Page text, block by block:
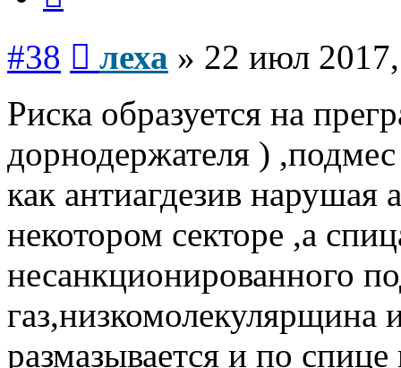
#38 леха » 22 июл
Риска образуется на
дорнодержателя ) ,подмес
как антиагдезив
некотором секторе ,а
несанкционированного
газ,низкомолекулярщина
размазывается и по